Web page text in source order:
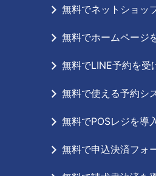
無料でネットショッ
無料でホームページ
無料でLINE予約を受
無料で使える予約シ
無料でPOSレジを導
無料で申込決済フォ